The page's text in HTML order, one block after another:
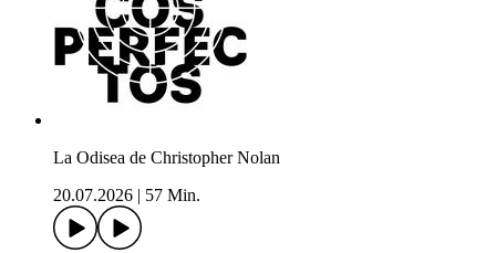
La Odisea de Christopher Nolan
20.07.2026
57 Min.